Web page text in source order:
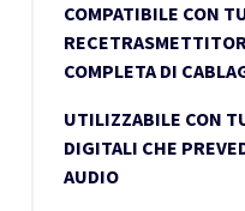
COMPATIBILE CON
COMPLETA DI
UTILIZZABILE CON
DIGITALI CHE
AUDIO